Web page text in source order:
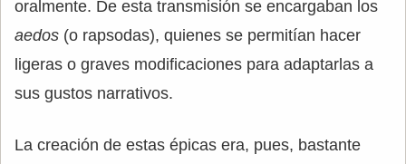
oralmente. De esta transmisión se encargaban los
aedos (o rapsodas), quienes se permitían hacer
ligeras o graves modificaciones para adaptarlas a
sus gustos narrativos.
La creación de estas épicas era, pues, bastante